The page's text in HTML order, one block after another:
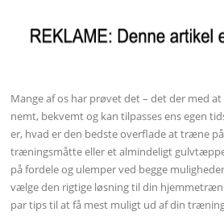
Mange af os har prøvet det – det der med
nemt, bekvemt og kan tilpasses ens egen
er, hvad er den bedste overflade at træne
træningsmåtte eller et almindeligt
på fordele og ulemper ved begge
vælge den rigtige løsning til din
par tips til at få mest muligt ud af din